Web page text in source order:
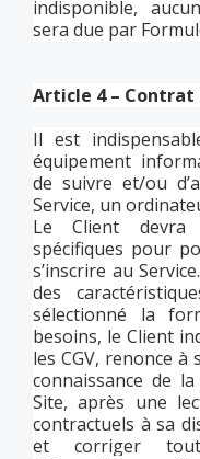
indisponible,
sera due par
Article 4 – Contrat
Il est
équipement
de suivre et/ou
Service, un
Le Client devra
spécifiques pour
s’inscrire au
des
sélectionné la
besoins, le Client
les CGV, renonce
connaissance de
Site, après une
contractuels à sa
et corriger